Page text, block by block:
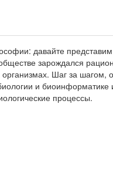
давайте
зарождался
Шаг за шагом,
и биоинформатике
процессы.